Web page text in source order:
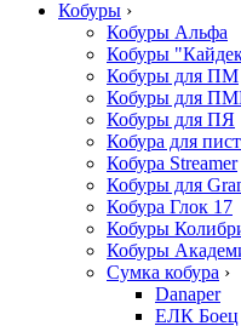
Кобуры ›
Кобуры Альфа
Кобуры
Кобуры для ПМ
Кобуры для
Кобуры для ПЯ
Кобура для
Кобура Streamer
Кобуры для
Кобура Глок 17
Кобуры
Кобуры
Сумка кобура ›
Danaper
ЕЛК Боец